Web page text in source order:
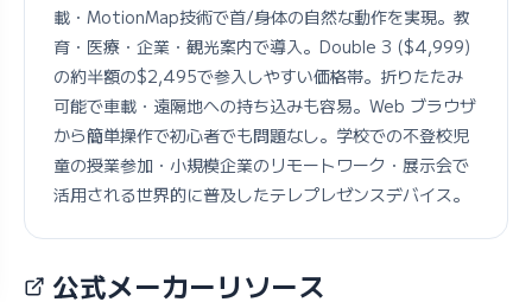
載・MotionMap技術で首/身体の自然な動作を実現。教
育・医療・企業・観光案内で導入。Double 3 ($4,999)
の約半額の$2,495で参入しやすい価格帯。折りたたみ
可能で車載・遠隔地への持ち込みも容易。Web ブラウザ
から簡単操作で初心者でも問題なし。学校での不登校児
童の授業参加・小規模企業のリモートワーク・展示会で
活用される世界的に普及したテレプレゼンスデバイス。
公式メーカーリソース